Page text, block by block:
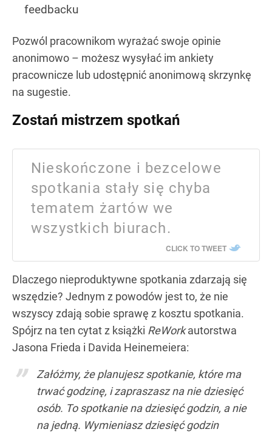
feedbacku
Pozwól pracownikom wyrażać swoje opinie
anonimowo – możesz wysyłać im ankiety
pracownicze lub udostępnić anonimową skrzynkę
na sugestie.
Zostań mistrzem spotkań
Nieskończone i bezcelowe
spotkania stały się chyba
tematem żartów we
wszystkich biurach.
CLICK TO TWEET
Dlaczego nieproduktywne spotkania zdarzają się
wszędzie? Jednym z powodów jest to, że nie
wszyscy zdają sobie sprawę z kosztu spotkania.
Spójrz na ten cytat z książki ReWorkautorstwa
Jasona Frieda i Davida Heinemeiera:
Załóżmy, że planujesz spotkanie, które ma
trwać godzinę, i zapraszasz na nie dziesięć
osób. To spotkanie na dziesięć godzin, a nie
na jedną. Wymieniasz dziesięć godzin